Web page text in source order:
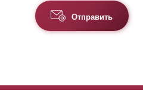
Отправить